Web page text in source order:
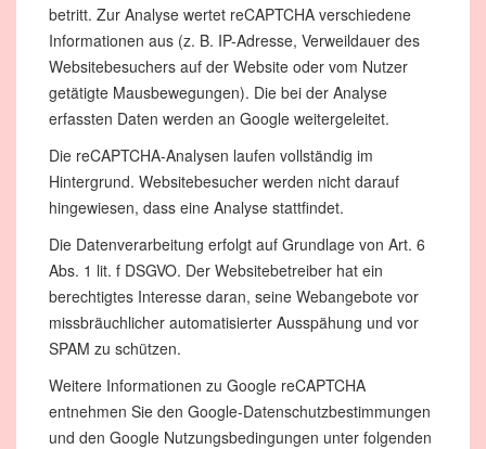
betritt. Zur Analyse wertet reCAPTCHA verschiedene
Informationen aus (z. B. IP-Adresse, Verweildauer des
Websitebesuchers auf der Website oder vom Nutzer
getätigte Mausbewegungen). Die bei der Analyse
erfassten Daten werden an Google weitergeleitet.
Die reCAPTCHA-Analysen laufen vollständig im
Hintergrund. Websitebesucher werden nicht darauf
hingewiesen, dass eine Analyse stattfindet.
Die Datenverarbeitung erfolgt auf Grundlage von Art. 6
Abs. 1 lit. f DSGVO. Der Websitebetreiber hat ein
berechtigtes Interesse daran, seine Webangebote vor
missbräuchlicher automatisierter Ausspähung und vor
SPAM zu schützen.
Weitere Informationen zu Google reCAPTCHA
entnehmen Sie den Google-Datenschutzbestimmungen
und den Google Nutzungsbedingungen unter folgenden